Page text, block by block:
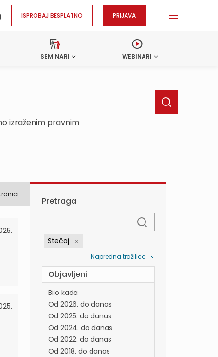
ISPROBAJ BESPLATNO PRIJAVA
SEMINARI WEBINARI
izraženim pravnim
Pretraga
Stečaj
Napredna tražilica
Objavljeni
Bilo kada
Od 2026. do danas
Od 2025. do danas
Od 2024. do danas
Od 2022. do danas
Od 2018. do danas